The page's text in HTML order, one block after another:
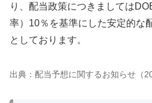
り、配当政策につきましては
率）10％を基準にした安定的な
としております。
出典：配当予想に関するお知らせ（